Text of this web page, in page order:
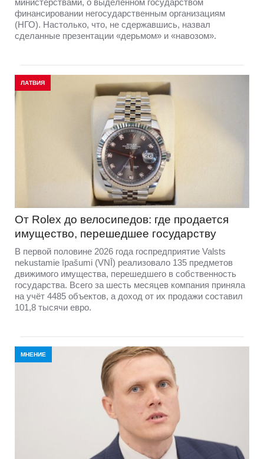
министерствами, о выделенном государством
финансировании негосударственным организациям
(НГО). Настолько, что, не сдержавшись, назвал
сделанные презентации «дерьмом» и «навозом».
ЛАТВИЯ
От Rolex до велосипедов: где продается
имущество, перешедшее государству
В первой половине 2026 года госпредприятие Valsts
nekustamie īpašumi (VNĪ) реализовало 135 предметов
движимого имущества, перешедшего в собственность
государства. Всего за шесть месяцев компания приняла
на учёт 4485 объектов, а доход от их продажи составил
101,8 тысячи евро.
МНЕНИЕ